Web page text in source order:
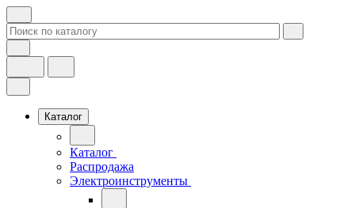
Каталог
Каталог
Распродажа
Электроинструменты